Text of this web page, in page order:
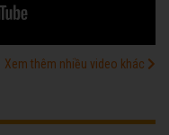
Xem thêm nhiều video khác